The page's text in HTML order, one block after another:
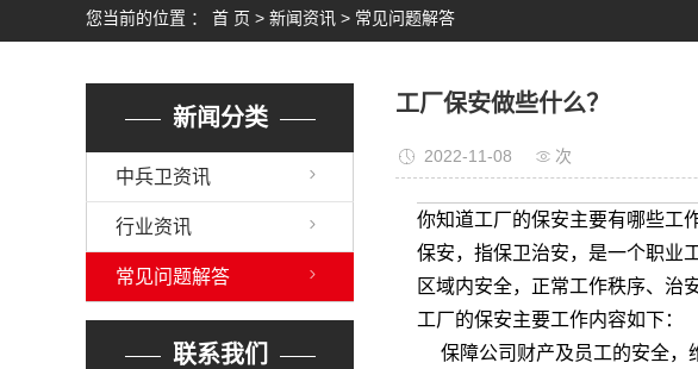
您当前的位置 ： 首 页 > 新闻资讯 > 常见问题解答
新闻分类
中兵卫资讯
行业资讯
常见问题解答
联系我们
工厂保安做些什么？
2022-11-08 次
你知道工厂的保安主要有哪些工
保安，指保卫治安，是一个职业
区域内安全，正常工作秩序、治
工厂的保安主要工作内容如下：
保障公司财产及员工的安全，